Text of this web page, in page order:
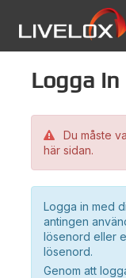
Logga in
Du måste
här sidan.
Logga in med
antingen
lösenord eller
lösenord.
Genom att